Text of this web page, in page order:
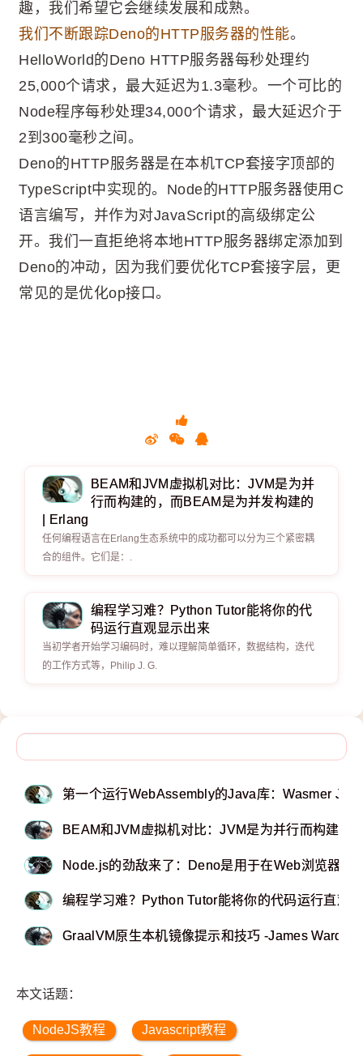
趣，我们希望它会继续发展和成熟。
我们不断跟踪Deno的HTTP服务器的性能。
HelloWorld的Deno HTTP服务器每秒处理约
25,000个请求，最大延迟为1.3毫秒。一个可比的
Node程序每秒处理34,000个请求，最大延迟介于
2到300毫秒之间。
Deno的HTTP服务器是在本机TCP套接字顶部的
TypeScript中实现的。Node的HTTP服务器使用C
语言编写，并作为对JavaScript的高级绑定公
开。我们一直拒绝将本地HTTP服务器绑定添加到
Deno的冲动，因为我们要优化TCP套接字层，更
常见的是优化op接口。
BEAM和JVM虚拟机对比：JVM是为并
行而构建的，而BEAM是为并发构建的
| Erlang
任何编程语言在Erlang生态系统中的成功都可以分为三个紧密耦
合的组件。它们是：.
编程学习难？Python Tutor能将你的代
码运行直观显示出来
当初学者开始学习编码时，难以理解简单循环，数据结构，迭代
的工作方式等，Philip J. G.
第一个运行WebAssembly的Java库：Wasmer JNI
BEAM和JVM虚拟机对比：JVM是为并行而构建的
Node.js的劲敌来了：Deno是用于在Web浏览器之
编程学习难？Python Tutor能将你的代码运行直观
GraalVM原生本机镜像提示和技巧 -James Ward
本文话题：
NodeJS教程 Javascript教程